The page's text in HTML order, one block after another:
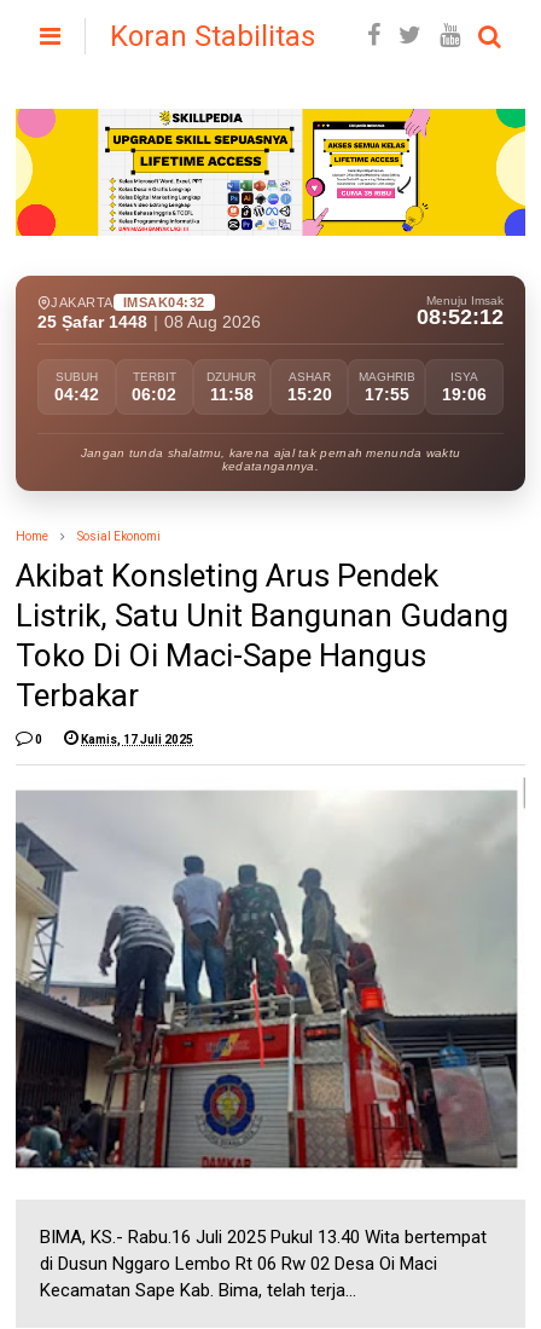
Koran Stabilitas
JAKARTA IMSAK04:32
25 Ṣafar 1448 08 Aug 2026
Menuju Imsak
08:52:10
SUBUH
04:42
TERBIT
06:02
DZUHUR
11:58
ASHAR
15:20
MAGHRIB
17:55
ISYA
19:06
Jangan tunda shalatmu, karena ajal tak pernah menunda waktu
kedatangannya.
Home Sosial Ekonomi
Akibat Konsleting Arus Pendek
Listrik, Satu Unit Bangunan Gudang
Toko Di Oi Maci-Sape Hangus
Terbakar
0 Kamis, 17 Juli 2025
BIMA, KS.- Rabu.16 Juli 2025 Pukul 13.40 Wita bertempat
di Dusun Nggaro Lembo Rt 06 Rw 02 Desa Oi Maci
Kecamatan Sape Kab. Bima, telah terja...